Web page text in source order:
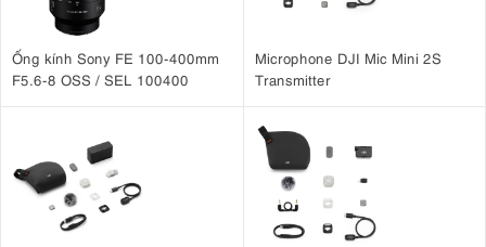
Ống kính Sony FE 100-400mm
F5.6-8 OSS / SEL 100400
Microphone DJI Mic Mini 2S
Transmitter